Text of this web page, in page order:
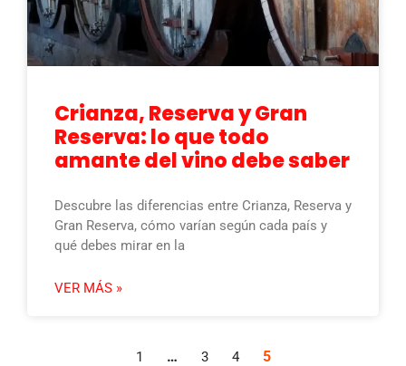
Crianza, Reserva y Gran
Reserva: lo que todo
amante del vino debe saber
Descubre las diferencias entre Crianza, Reserva y
Gran Reserva, cómo varían según cada país y
qué debes mirar en la
VER MÁS »
1 … 3 4 5